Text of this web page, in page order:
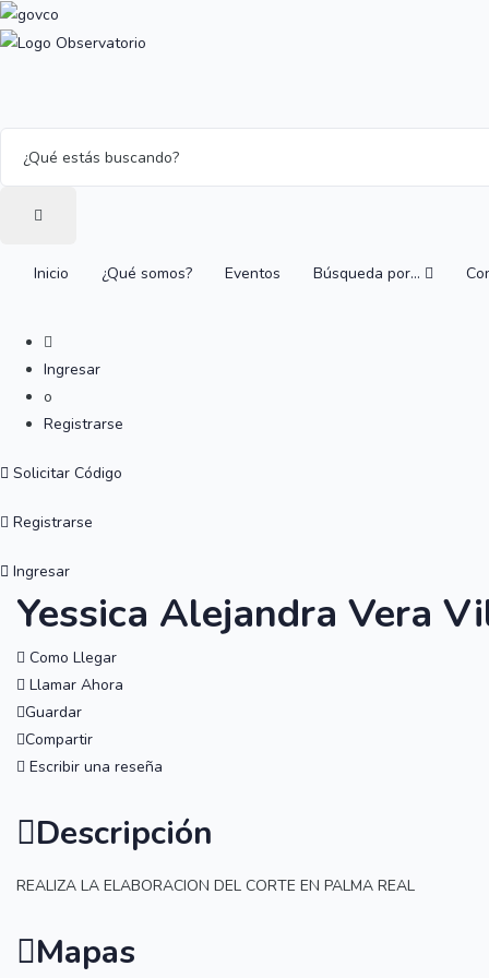
Inicio ¿Qué somos? Eventos Búsqueda por…
Ingresar
o
Registrarse
Solicitar Código
Registrarse
Ingresar
Yessica Alejandra Vera
Como Llegar
Llamar Ahora
Guardar
Compartir
Escribir una reseña
Descripción
REALIZA LA ELABORACION DEL CORTE EN PALMA REAL
Mapas